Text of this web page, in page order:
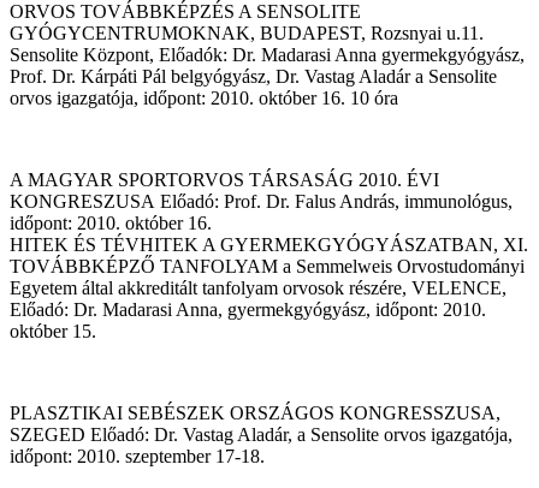
ORVOS TOVÁBBKÉPZÉS A SENSOLITE
GYÓGYCENTRUMOKNAK, BUDAPEST, Rozsnyai u.11.
Sensolite Központ, Előadók: Dr. Madarasi Anna gyermekgyógyász,
Prof. Dr. Kárpáti Pál belgyógyász, Dr. Vastag Aladár a Sensolite
orvos igazgatója, időpont: 2010. október 16. 10 óra
A MAGYAR SPORTORVOS TÁRSASÁG 2010. ÉVI
KONGRESZUSA Előadó: Prof. Dr. Falus András, immunológus,
időpont: 2010. október 16.
HITEK ÉS TÉVHITEK A GYERMEKGYÓGYÁSZATBAN, XI.
TOVÁBBKÉPZŐ TANFOLYAM a Semmelweis Orvostudományi
Egyetem által akkreditált tanfolyam orvosok részére, VELENCE,
Előadó: Dr. Madarasi Anna, gyermekgyógyász, időpont: 2010.
október 15.
PLASZTIKAI SEBÉSZEK ORSZÁGOS KONGRESSZUSA,
SZEGED Előadó: Dr. Vastag Aladár, a Sensolite orvos igazgatója,
időpont: 2010. szeptember 17-18.